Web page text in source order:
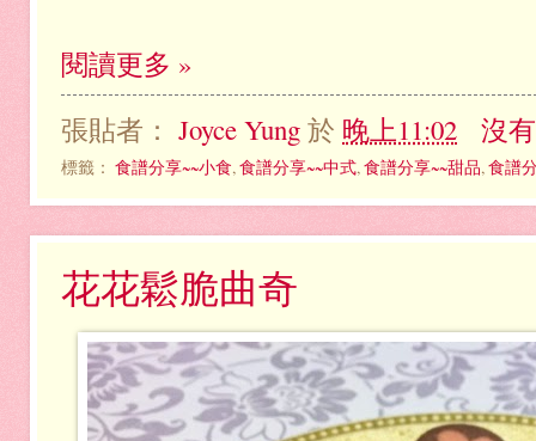
閱讀更多 »
張貼者： Joyce Yung 於 晚上11:02 沒
標籤： 食譜分享~~小食, 食譜分享~~中式, 食譜分享~~甜品, 食譜
花花鬆脆曲奇